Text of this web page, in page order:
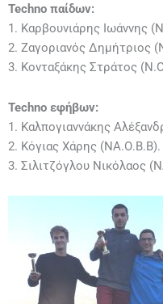
Techno παίδων:
1. Καρβουνιάρης Ιωάννης
2. Ζαγοριανός Δημήτριος
3. Κονταξάκης Στράτος
Techno εφήβων:
1. Καλπογιαννάκης
2. Κόγιας Χάρης (ΝΑ.Ο.Β.Β).
3. Σιλιτζόγλου Νικόλαος